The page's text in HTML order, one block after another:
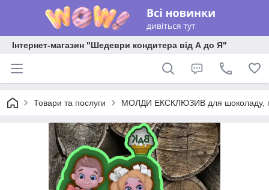
Інтернет-магазин "Шедеври кондитера від А до Я"
Товари та послуги МОЛДИ ЕКСКЛЮЗИВ для шоколаду,